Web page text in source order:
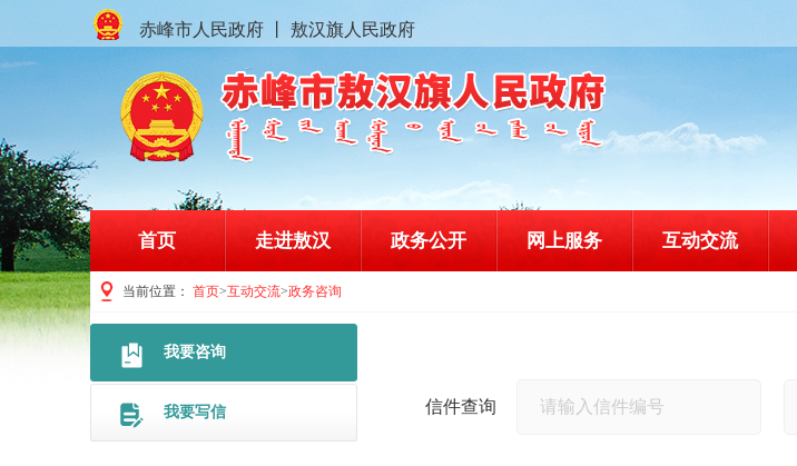
赤峰市人民政府 敖汉旗人民政府
赤峰市敖汉旗人民政府门户网站
首页 走进敖汉 政务公开 网上服务 互动交流
当前位置： 首页>互动交流>政务咨询
我要咨询
我要写信 信件查询